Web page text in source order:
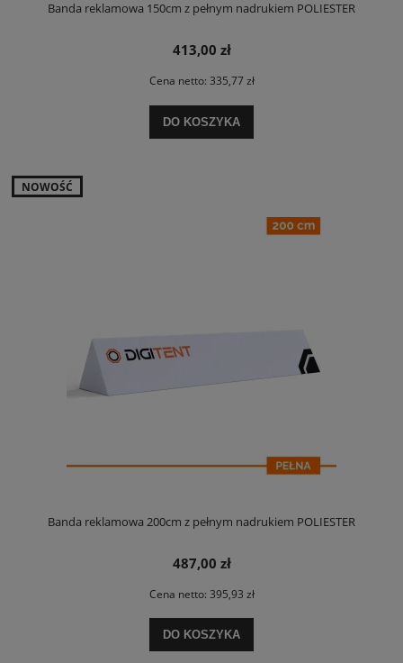
Banda reklamowa 150cm z pełnym nadrukiem POLIESTER
413,00 zł
Cena netto: 335,77 zł
DO KOSZYKA
Banda reklamowa 200cm z pełnym nadrukiem POLIESTER
487,00 zł
Cena netto: 395,93 zł
DO KOSZYKA
NOWOŚĆ